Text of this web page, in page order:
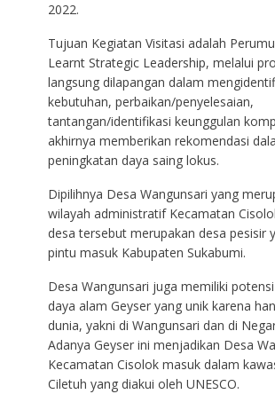
2022.
Tujuan Kegiatan Visitasi adalah
Learnt Strategic Leadership, melalui
langsung dilapangan dalam
kebutuhan, perbaikan/penyelesaian,
tantangan/identifikasi keunggulan
akhirnya memberikan rekomendasi
peningkatan daya saing lokus.
Dipilihnya Desa Wangunsari yang
wilayah administratif Kecamatan
desa tersebut merupakan desa pesisir
pintu masuk Kabupaten Sukabumi.
Desa Wangunsari juga memiliki
daya alam Geyser yang unik karena
dunia, yakni di Wangunsari dan di
Adanya Geyser ini menjadikan Desa
Kecamatan Cisolok masuk dalam
Ciletuh yang diakui oleh UNESCO.